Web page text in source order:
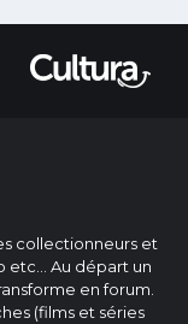
collectionneurs et
Au départ un
en forum.
(films et séries